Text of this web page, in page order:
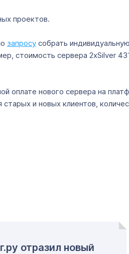
проектов.
запросу собрать
стоимость сервера 2xSilver
оплате нового сервера на
и новых клиентов,
отразил новый